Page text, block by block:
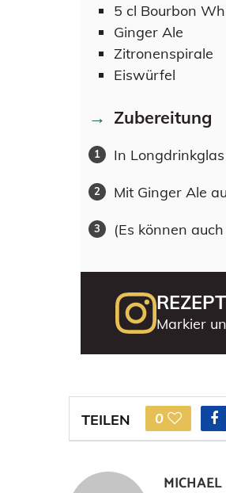
5 cl Bourbon
Ginger Ale
Zitronenspirale
Eiswürfel
Zubereitung
In
Mit Ginger Ale
(Es können
Markier
TEILEN 0
MICHAEL